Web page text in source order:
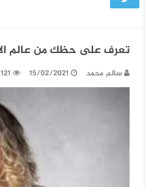
تعرف على حظك من عالم الابراج ليوم
سالم محمد 15/02/2021
121